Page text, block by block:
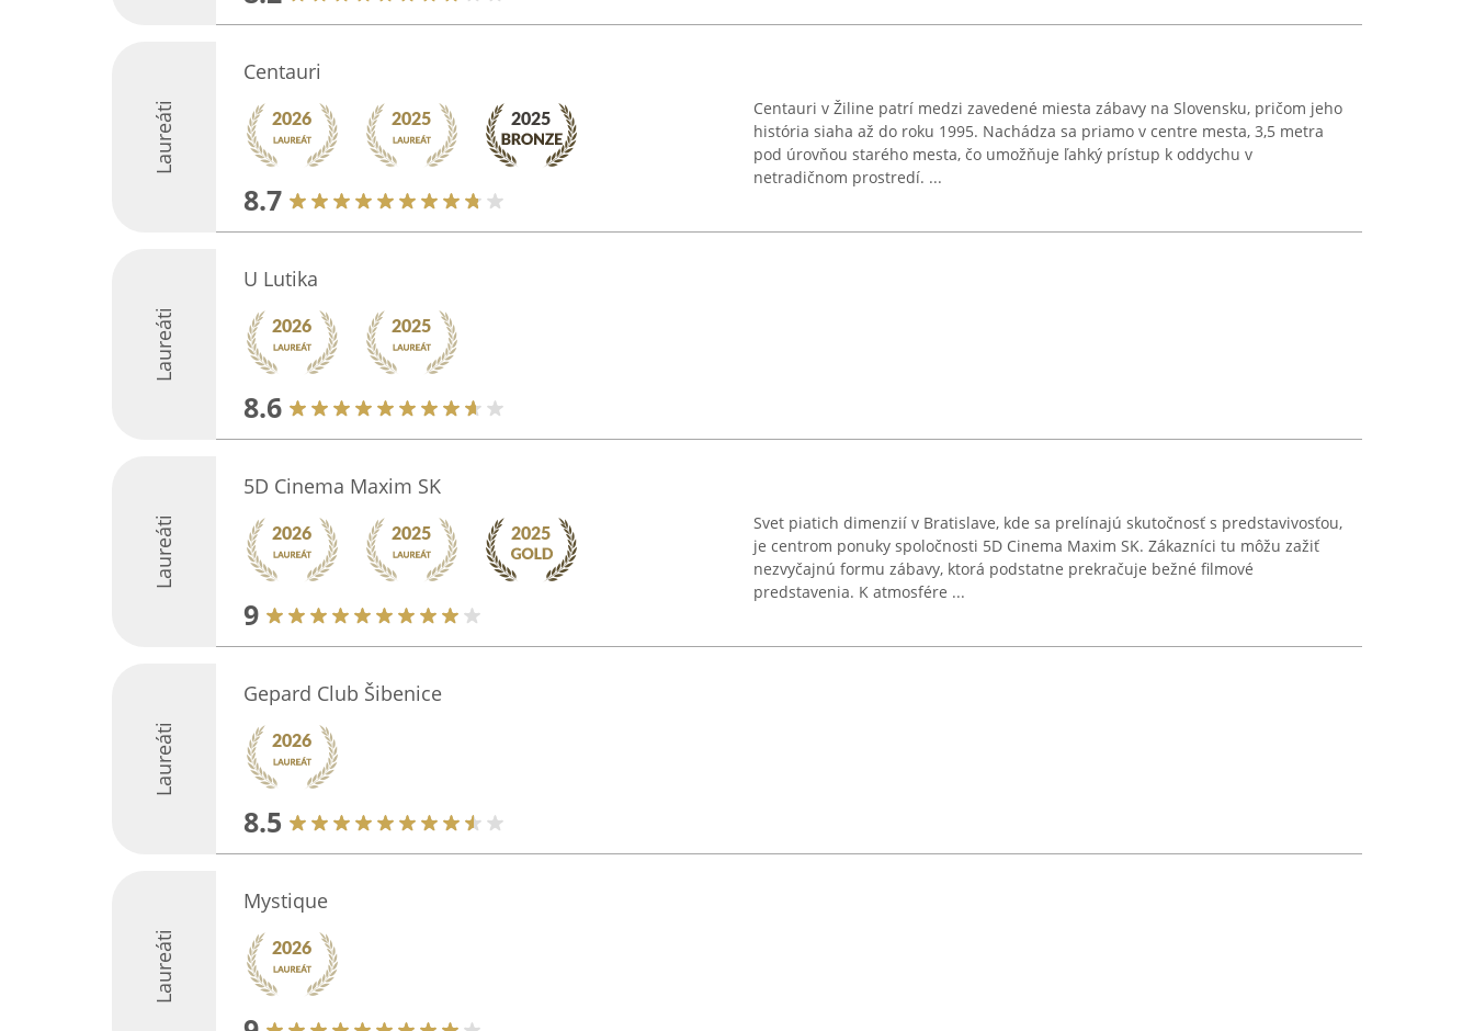
Laureáti
Centauri
8.7
Centauri v Žiline patrí medzi zavedené miesta zábavy na Slovensku, pričom jeho
história siaha až do roku 1995. Nachádza sa priamo v centre mesta, 3,5 metra
pod úrovňou starého mesta, čo umožňuje ľahký prístup k oddychu v
netradičnom prostredí. ...
Laureáti
U Lutika
8.6
Laureáti
5D Cinema Maxim SK
9
Svet piatich dimenzií v Bratislave, kde sa prelínajú skutočnosť s predstavivosťou,
je centrom ponuky spoločnosti 5D Cinema Maxim SK. Zákazníci tu môžu zažiť
nezvyčajnú formu zábavy, ktorá podstatne prekračuje bežné filmové
predstavenia. K atmosfére ...
Laureáti
Gepard Club Šibenice
8.5
Laureáti
Mystique